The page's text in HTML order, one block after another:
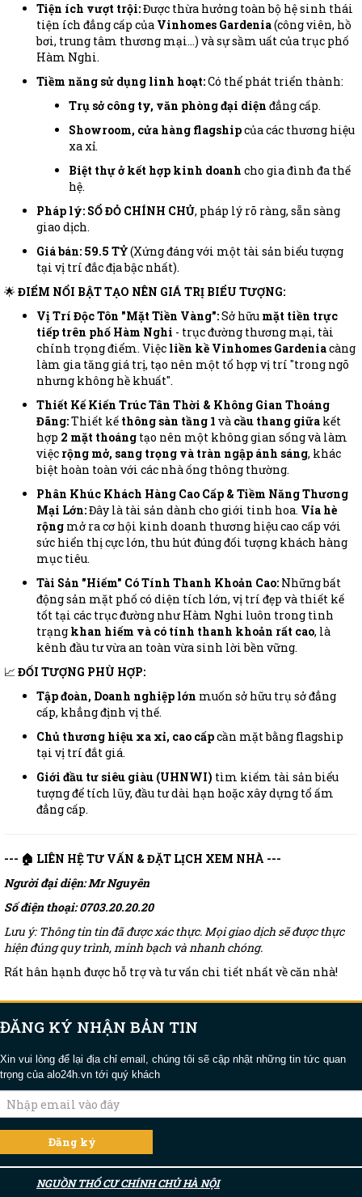
Tiện ích vượt trội:Được thừa hưởng toàn bộ hệ sinh thái
tiện ích đẳng cấp của Vinhomes Gardenia(công viên, hồ
bơi, trung tâm thương mại...) và sự sầm uất của trục phố
Hàm Nghi.
Tiềm năng sử dụng linh hoạt:Có thể phát triển thành:
Trụ sở công ty, văn phòng đại diện đẳng cấp.
Showroom, cửa hàng flagshipcủa các thương hiệu
xa xỉ.
Biệt thự ở kết hợp kinh doanh cho gia đình đa thế
hệ.
Pháp lý: SỔ ĐỎ CHÍNH CHỦ, pháp lý rõ ràng, sẵn sàng
giao dịch.
Giá bán: 59.5 TỶ(Xứng đáng với một tài sản biểu tượng
tại vị trí đắc địa bậc nhất).
🌟 ĐIỂM NỔI BẬT TẠO NÊN GIÁ TRỊ BIỂU TƯỢNG:
Vị Trí Độc Tôn "Mặt Tiền Vàng":Sở hữu mặt tiền trực
tiếp trên phố Hàm Nghi - trục đường thương mại, tài
chính trọng điểm. Việcliền kề Vinhomes Gardeniacàng
làm gia tăng giá trị, tạo nên một tổ hợp vị trí "trong ngõ
nhưng không hề khuất".
Thiết Kế Kiến Trúc Tân Thời & Không Gian Thoáng
Đãng:Thiết kế thông sàn tầng 1 và cầu thang giữa kết
hợp 2 mặt thoáng tạo nên một không gian sống và làm
việc rộng mở, sang trọng và tràn ngập ánh sáng, khác
biệt hoàn toàn với các nhà ống thông thường.
Phân Khúc Khách Hàng Cao Cấp & Tiềm Năng Thương
Mại Lớn:Đây là tài sản dành cho giới tinh hoa. Vỉa hè
rộng mở ra cơ hội kinh doanh thương hiệu cao cấp với
sức hiển thị cực lớn, thu hút đúng đối tượng khách hàng
mục tiêu.
Tài Sản "Hiếm" Có Tính Thanh Khoản Cao: Những bất
động sản mặt phố có diện tích lớn, vị trí đẹp và thiết kế
tốt tại các trục đường như Hàm Nghi luôn trong tình
trạngkhan hiếm và có tính thanh khoản rất cao, là
kênh đầu tư vừa an toàn vừa sinh lời bền vững.
📈 ĐỐI TƯỢNG PHÙ HỢP:
Tập đoàn, Doanh nghiệp lớn muốn sở hữu trụ sở đẳng
cấp, khẳng định vị thế.
Chủ thương hiệu xa xỉ, cao cấpcần mặt bằng flagship
tại vị trí đắt giá.
Giới đầu tư siêu giàu (UHNWI) tìm kiếm tài sản biểu
tượng để tích lũy, đầu tư dài hạn hoặc xây dựng tổ ấm
đẳng cấp.
--- 🏠 LIÊN HỆ TƯ VẤN & ĐẶT LỊCH XEM NHÀ ---
Người đại diện: Mr Nguyên
Số điện thoại: 0703.20.20.20
Lưu ý: Thông tin tin đã được xác thực. Mọi giao dịch sẽ được thực
hiện đúng quy trình, minh bạch và nhanh chóng.
Rất hân hạnh được hỗ trợ và tư vấn chi tiết nhất về căn nhà!
ĐĂNG KÝ NHẬN BẢN TIN
Xin vui lòng để lại địa chỉ email, chúng tôi sẽ cập nhật những tin tức quan
trọng của alo24h.vn tới quý khách
NGUỒN THỔ CƯ CHÍNH CHỦ HÀ NỘI